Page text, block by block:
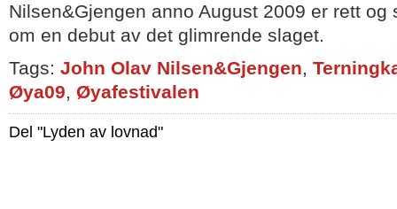
Nilsen&Gjengen anno August 2009 er rett og
om en debut av det glimrende slaget.
Tags: John Olav Nilsen&Gjengen,
Øya09, Øyafestivalen
Del "Lyden av lovnad"